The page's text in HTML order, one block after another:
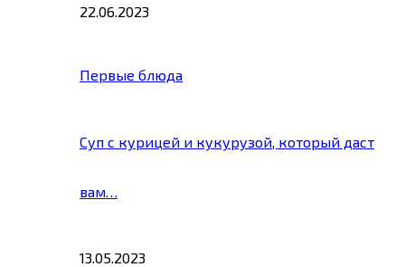
22.06.2023
Первые блюда
Суп с курицей и кукурузой, который даст
вам…
13.05.2023